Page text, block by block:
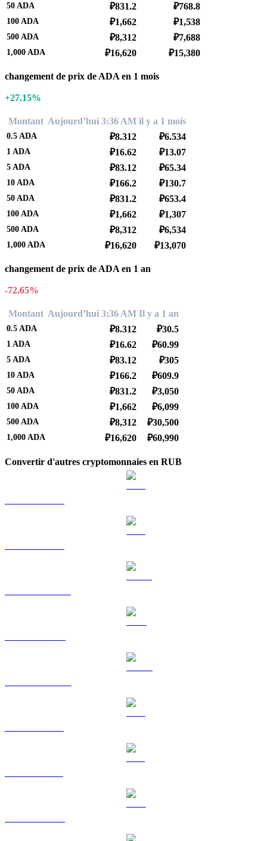
50 ADA ₽831.2 ₽768.8
100 ADA ₽1,662 ₽1,538
500 ADA ₽8,312 ₽7,688
1,000 ADA ₽16,620 ₽15,380
changement de prix de ADA en 1 mois
+27.15%
Montant Aujourd’hui 3:36 AM il y a 1 mois
0.5 ADA ₽8.312 ₽6.534
1 ADA ₽16.62 ₽13.07
5 ADA ₽83.12 ₽65.34
10 ADA ₽166.2 ₽130.7
50 ADA ₽831.2 ₽653.4
100 ADA ₽1,662 ₽1,307
500 ADA ₽8,312 ₽6,534
1,000 ADA ₽16,620 ₽13,070
changement de prix de ADA en 1 an
-72.65%
Montant Aujourd’hui 3:36 AM Il y a 1 an
0.5 ADA ₽8.312 ₽30.5
1 ADA ₽16.62 ₽60.99
5 ADA ₽83.12 ₽305
10 ADA ₽166.2 ₽609.9
50 ADA ₽831.2 ₽3,050
100 ADA ₽1,662 ₽6,099
500 ADA ₽8,312 ₽30,500
1,000 ADA ₽16,620 ₽60,990
Convertir d'autres cryptomonnaies en RUB